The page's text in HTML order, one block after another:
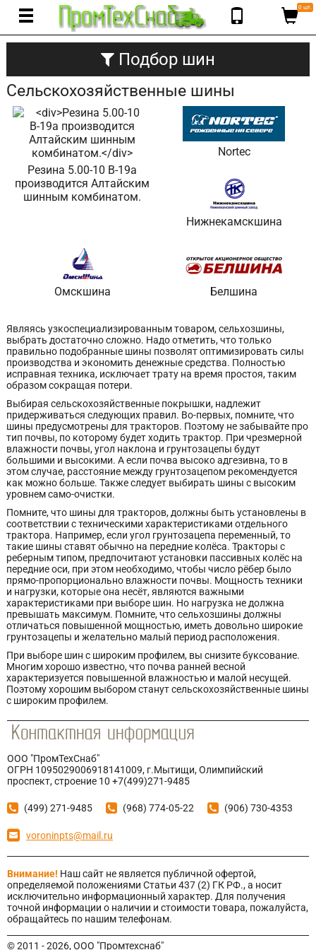
0 шт.
Подбор шин
Сельскохозяйственные шины
Резина 5.00-10 В-19а
производится Алтайским
шинным комбинатом.
Nortec
Нижнекамскшина
Омскшина Белшина
Являясь узкоспециализированным товаром, сельхозшины,
выбрать достаточно сложно. Надо отметить, что только
правильно подобранные шины позволят оптимизировать силы
производства и экономить денежные средства. Полностью
исправная техника, исключает трату на время простоя, таким
образом сокращая потери.
Выбирая сельскохозяйственные покрышки, надлежит
придерживаться следующих правил. Во-первых, помните, что
шины предусмотрены для тракторов. Поэтому не забывайте про
тип почвы, по которому будет ходить трактор. При чрезмерной
влажности почвы, угол наклона и грунтозацепы будут
большими и высокими. А если почва высоко адгезивна, то в
этом случае, расстояние между грунтозацепом рекомендуется
как можно больше. Также следует выбирать шины с высоким
уровнем само-очистки.
Помните, что шины для тракторов, должны быть установлены в
соответствии с техническими характеристиками отдельного
трактора. Например, если угол грунтозацепа переменный, то
такие шины ставят обычно на передние колёса. Тракторы с
реберным типом, предпочитают установки пассивных колёс на
передние оси, при этом необходимо, чтобы число рёбер было
прямо-пропорционально влажности почвы. Мощность техники
и нагрузки, которые она несёт, являются важными
характеристиками при выборе шин. Но нагрузка не должна
превышать максимум. Помните, что сельхозшины должны
отличаться повышенной мощностью, иметь довольно широкие
грунтозацепы и желательно малый период расположения.
При выборе шин с широким профилем, вы снизите буксование.
Многим хорошо известно, что почва ранней весной
характеризуется повышенной влажностью и малой несущей.
Поэтому хорошим выбором станут сельскохозяйственные шины
с широким профилем.
ООО "ПромТехСнаб"
ОГРН 1095029006918141009, г.Мытищи, Олимпийский
проспект, строение 10 +7(499)271-9485
(499) 271-9485 (968) 774-05-22 (906) 730-4353
voroninpts@mail.ru
Внимание! Наш сайт не является публичной офертой,
определяемой положениями Статьи 437 (2) ГК РФ., а носит
исключительно информационный характер. Для получения
точной информации о наличии и стоимости товара, пожалуйста,
обращайтесь по нашим телефонам.
© 2011 - 2026, ООО "Промтехснаб"